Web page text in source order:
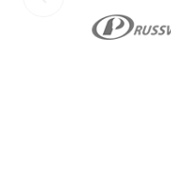
метрической резьбой
цилиндрической